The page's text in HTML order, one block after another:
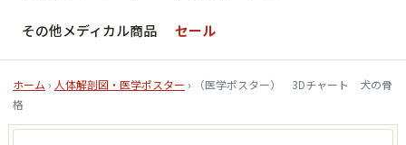
その他メディカル商品 セール
ホーム › 人体解剖図・医学ポスター › （医学ポスター） 3Dチャート 犬の骨
格